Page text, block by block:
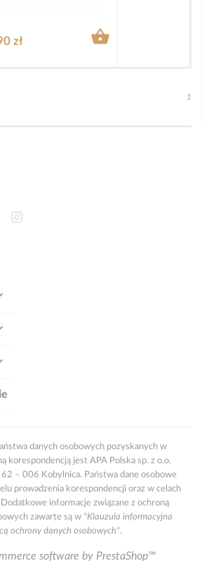
zł 
1
Instagram
danych osobowych pozyskanych w
korespondencją jest APA Polska sp. z o.o.
62 – 006 Kobylnica. Państwa dane osobowe
prowadzenia korespondencji oraz w celach
informacje związane z ochroną
zawarte są w "Klauzula informacyjna
ochrony danych osobowych".
software by PrestaShop™